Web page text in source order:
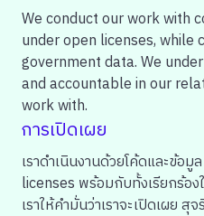
We conduct our work with
under open licenses, while
government data. We
and accountable in our
work with.
การเปิดเผย
เราดำเนินงานด้วยโค้ดและข้อ
licenses พร้อมกับทั้งเรียกร้อ
เราให้คำมั่นว่าเราจะเปิดเผย